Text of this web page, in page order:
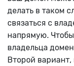
делать в таком
связаться с
напрямую.
владельца
Второй